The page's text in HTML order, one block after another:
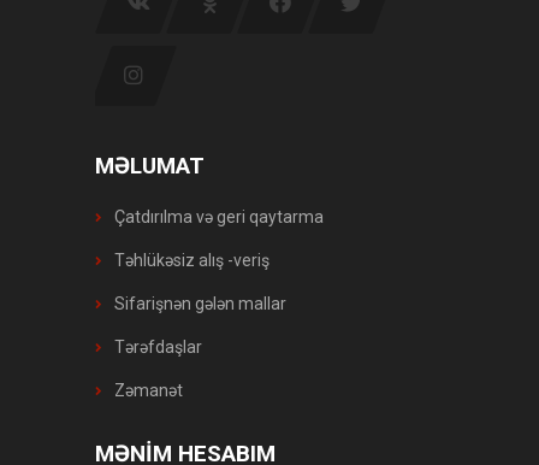
MƏLUMAT
Çatdırılma və geri qaytarma
Təhlükəsiz alış -veriş
Sifarişnən gələn mallar
Tərəfdaşlar
Zəmanət
MƏNİM HESABIM